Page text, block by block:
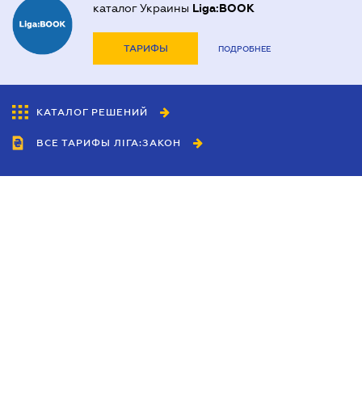
каталог Украины Liga:BOOK
ТАРИФЫ ПОДРОБНЕЕ
КАТАЛОГ РЕШЕНИЙ
ВСЕ ТАРИФЫ ЛІГА:ЗАКОН